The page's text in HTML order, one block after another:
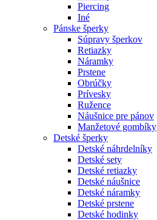
Piercing
Iné
Pánske šperky
Súpravy šperkov
Retiazky
Náramky
Prstene
Obrúčky
Prívesky
Ružence
Náušnice pre pánov
Manžetové gombíky
Detské šperky
Detské náhrdelníky
Detské sety
Detské retiazky
Detské náušnice
Detské náramky
Detské prstene
Detské hodinky